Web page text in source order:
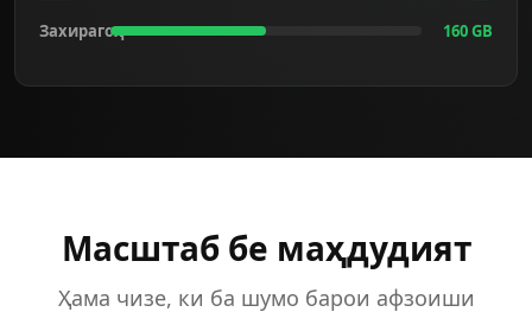
Захирагоҳ
160 GB
Масштаб бе маҳдудият
Ҳама чизе, ки ба шумо барои афзоиши